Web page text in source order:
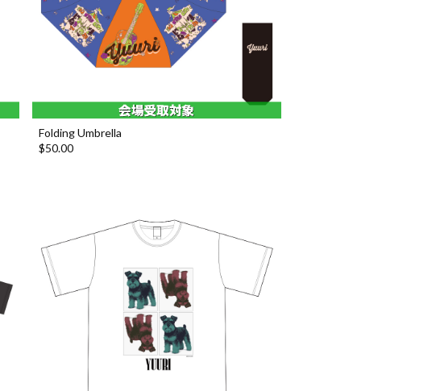
Folding Umbrella
$‌50.00